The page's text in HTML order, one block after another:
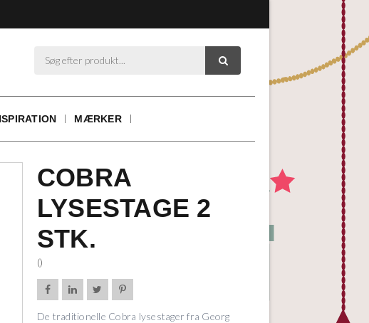

MÆRKER
COBRA
LYSESTAGE 2
STK.
()
   
De traditionelle Cobra lysestager fra Georg